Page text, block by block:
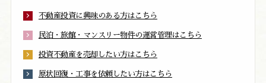
不動産投資に興味のある方はこちら
民泊・旅館・マンスリー物件の運営管理はこちら
投資不動産を売却したい方はこちら
原状回復・工事を依頼したい方はこちら